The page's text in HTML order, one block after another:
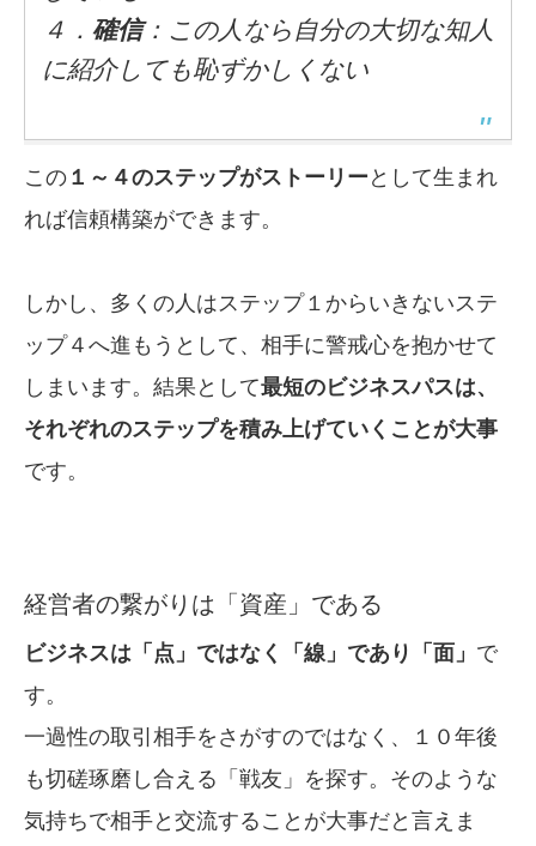
４． 確信：この人なら自分の大切な知人
に紹介しても恥ずかしくない
この １～４のステップがストーリー として生まれ
れば信頼構築ができます。
しかし、多くの人はステップ１からいきないステ
ップ４へ進もうとして、相手に警戒心を抱かせて
しまいます。結果として最短のビジネスパスは、
それぞれのステップを積み上げていくことが大事
です。
経営者の繋がりは「資産」である
ビジネスは「点」ではなく「線」であり「面」 で
す。
一過性の取引相手をさがすのではなく、１０年後
も切磋琢磨し合える「戦友」を探す。そのような
気持ちで相手と交流することが大事だと言えま